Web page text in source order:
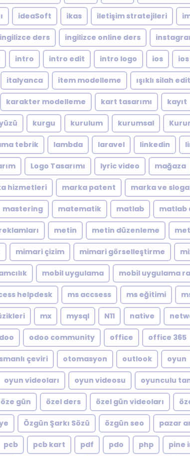
ideaSoft ikas iletişim stratejileri
ingilizce ders ingilizce online ders
intro intro edit intro logo ios
italyanca item modelleme ışıklı silah
karakter modelleme kart tasarımı kayıt
kurgu kurulum kurumsal
tebrik lambda laravel linkedin
Logo Tasarımı lyric video mağaza
hizmetleri marka patent marka ve
mastering matematik matlab matlab
metin metin düzenleme
mimari çizim mimari görselleştirme
mobil uygulama mobil uygulama
helpdesk ms accsess ms eğitimi
mx mysql N11 native
odoo community office office 365
çeviri otomasyon outlook oyun
oyun videoları oyun videosu oyunculu
öze gün özel ders özel gün videoları
Özgün Şarkı Sözü özgün seo pazar
pcb pcb kart pdf pdo php pine